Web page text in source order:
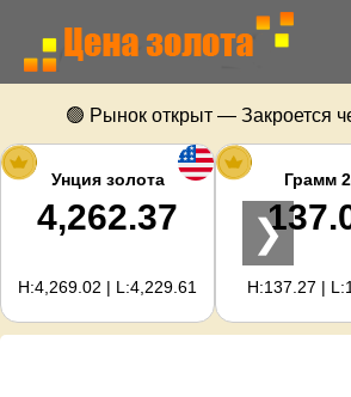
Главная
Цена золота
Цена серебра
Калькулятор
🟢 Рынок открыт — Закроется
Унция золота
4,262.37
H:4,269.02 | L:4,229.61
Грамм
H:137.27 |
❯